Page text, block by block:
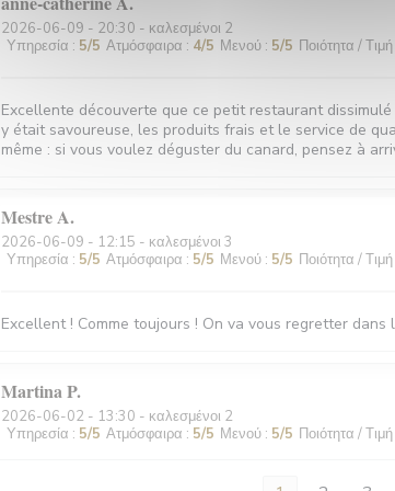
2026-06-09 - 20:30 - καλεσμένοι 2
Υπηρεσία : 5/5 Ατμόσφαιρα : 4/5 Μενού : 5/5 Ποιότητα / Τιμή
Excellente découverte que ce petit restaurant
y était savoureuse, les produits frais et le service de
même : si vous voulez déguster du canard, pensez à
MestreA
2026-06-09 - 12:15 - καλεσμένοι 3
Υπηρεσία : 5/5 Ατμόσφαιρα : 5/5 Μενού : 5/5 Ποιότητα / Τιμή
Excellent ! Comme toujours ! On va vous regretter
MartinaP
2026-06-02 - 13:30 - καλεσμένοι 2
Υπηρεσία : 5/5 Ατμόσφαιρα : 5/5 Μενού : 5/5 Ποιότητα / Τιμή